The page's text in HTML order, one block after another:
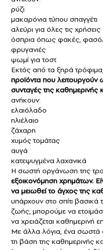
ρύζι
μακαρόνια τύπου σπαγγέτι
αλεύρι για όλες τις χρήσεις
όσπρια όπως φακές,
φρυγανιές
ψωμί για τοστ
Εκτός από τα ξηρά τρόφιμα
προϊόντα που λειτουργούν
συνταγές της καθημερινής
ανήκουν:
ελαιόλαδο
ηλιέλαιο
ζάχαρη
χυμός τομάτας
αυγά
κατεψυγμένα λαχανικά
Η σωστή οργάνωση της
εξοικονόμηση χρημάτων.
να μειωθεί το άγχος της
υπάρχουν στο σπίτι βασικά
ζωής, μπορούμε να
να χρειάζεται καθημερινή
Με άλλα λόγια, ένα σωστά
τη βάση της καθημερινής